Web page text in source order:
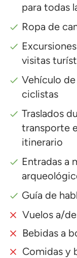
para todas
Ropa de
visitas
Vehículo
ciclistas
Traslados
transporte
itinerario
Entradas a
Guía de
Vuelos a/
Bebidas a
Comidas y